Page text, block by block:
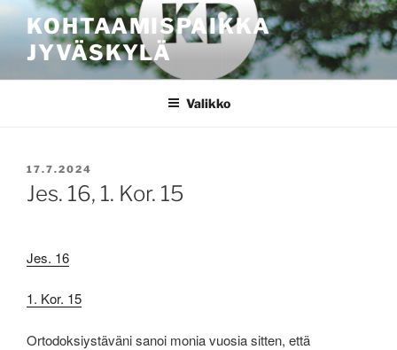
sisältöönKOHTAAMISPAIKKA
JYVÄSKYLÄ
Valikko
JULKAISTU
17.7.2024
Jes. 16, 1. Kor. 15
Jes. 16
1. Kor. 15
Ortodoksiystäväni sanoi monia vuosia sitten, että